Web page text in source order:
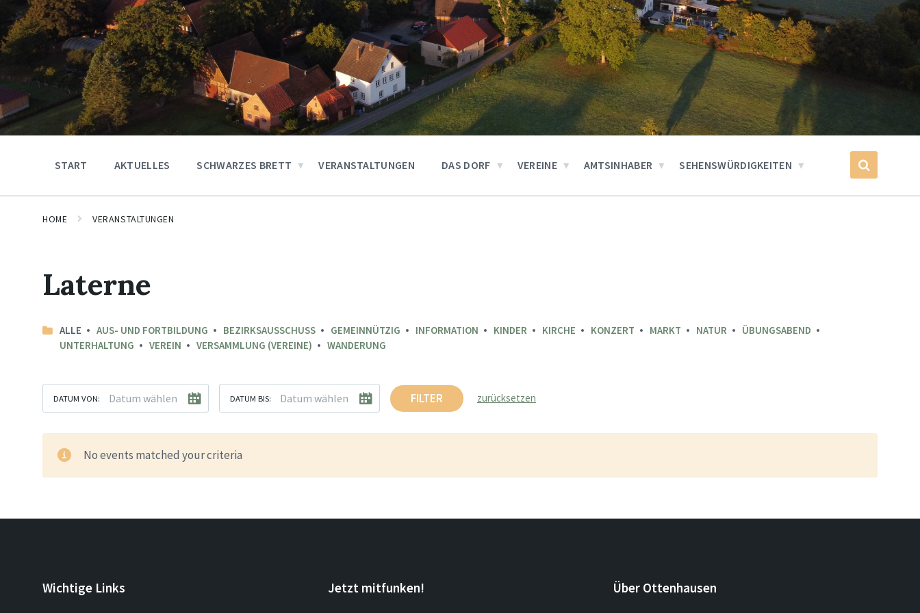
START AKTUELLES SCHWARZES BRETT VERANSTALTUNGEN DAS DORF VEREINE AMTSINHABER SEHENSWÜRDIGKEITEN
HOME VERANSTALTUNGEN
Laterne
ALLE AUS- UND FORTBILDUNG BEZIRKSAUSSCHUSS GEMEINNÜTZIG INFORMATION KINDER KIRCHE KONZERT MARKT NATUR
ÜBUNGSABEND
UNTERHALTUNG
VEREIN VERSAMMLUNG (VEREINE) WANDERUNG
DATUM VON: DATUM BIS: FILTER zurücksetzen
No events matched your criteria
Wichtige Links Jetzt mitfunken! Über Ottenhausen